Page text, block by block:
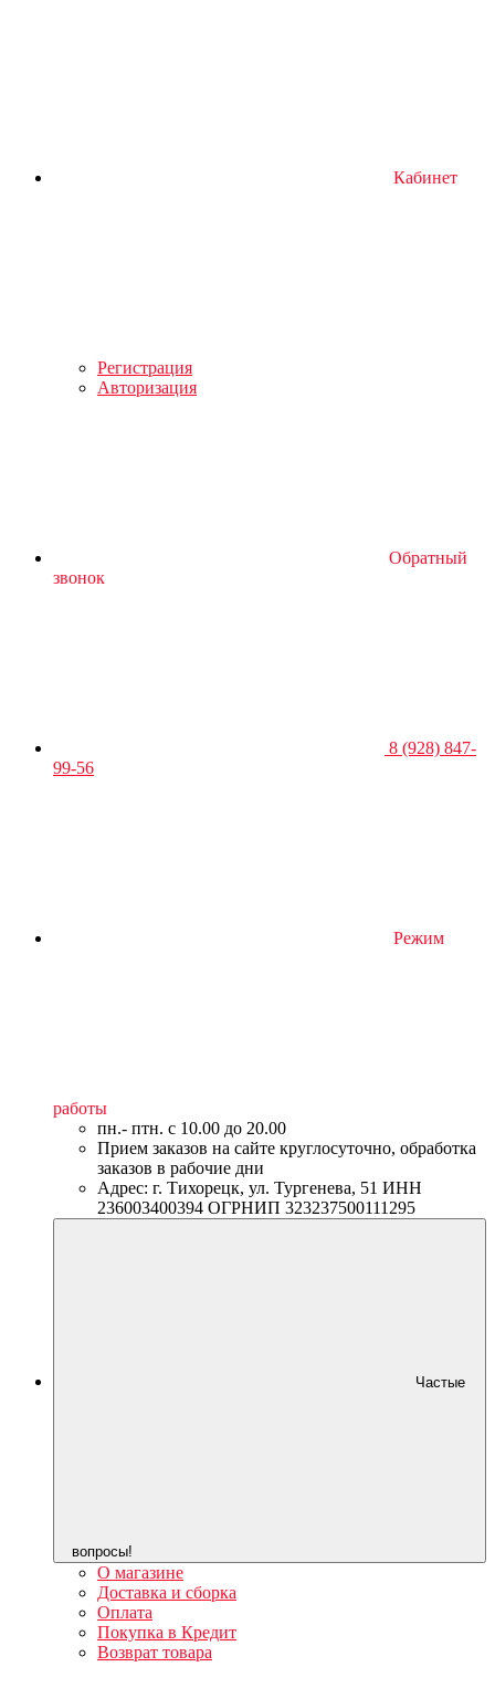
Кабинет
Регистрация
Авторизация
Обратный
звонок
8 (928) 847-
99-56
Режим
работы
пн.- птн. c 10.00 до 20.00
Прием заказов на сайте круглосуточно, обработка
заказов в рабочие дни
Адрес: г. Тихорецк, ул. Тургенева, 51 ИНН
236003400394 ОГРНИП 323237500111295
Частые
вопросы!
О магазине
Доставка и сборка
Оплата
Покупка в Кредит
Возврат товара